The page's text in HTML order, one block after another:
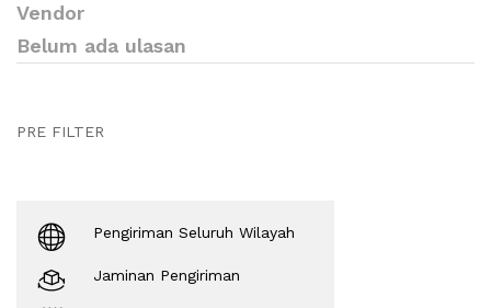
Vendor
Belum ada ulasan
PRE FILTER
Pengiriman Seluruh Wilayah
Jaminan Pengiriman